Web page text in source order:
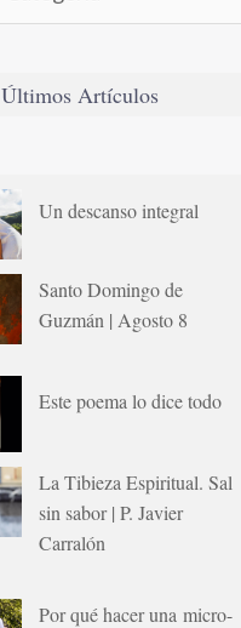
Últimos Artículos
Un descanso integral
Santo Domingo de
Guzmán | Agosto 8
Este poema lo dice todo
La Tibieza Espiritual. Sal
sin sabor | P. Javier
Carralón
Por qué hacer una micro-